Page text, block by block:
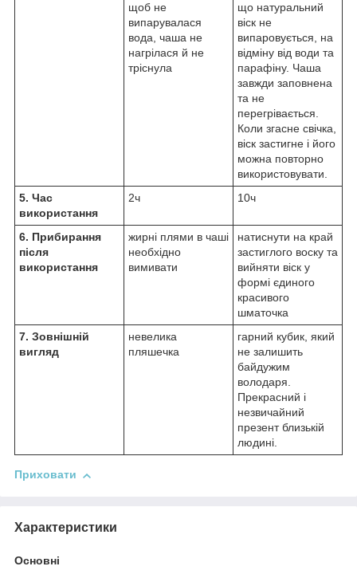
щоб не
випарувалася
вода, чаша не
нагрілася й не
тріснула
що натуральний
віск не
випаровується, на
відміну від води та
парафіну. Чаша
завжди заповнена
та не
перегрівається.
Коли згасне свічка,
віск застигне і його
можна повторно
використовувати.
5. Час
використання
2ч 10ч
6. Прибирання
після
використання
жирні плями в чаші
необхідно
вимивати
натиснути на край
застиглого воску та
вийняти віск у
формі єдиного
красивого
шматочка
7. Зовнішній
вигляд
невелика
пляшечка
гарний кубик, який
не залишить
байдужим
володаря.
Прекрасний і
незвичайний
презент близькій
людині.
Приховати
Характеристики
Основні